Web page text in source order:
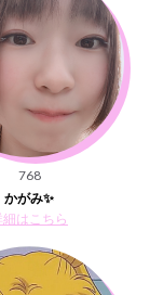
768
かがみ✨
細はこちら